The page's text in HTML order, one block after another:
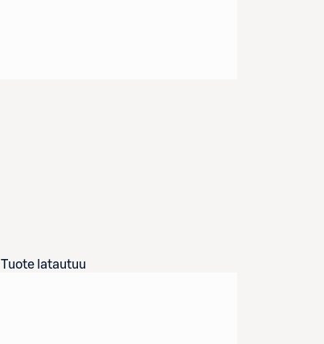
Tuote latautuu